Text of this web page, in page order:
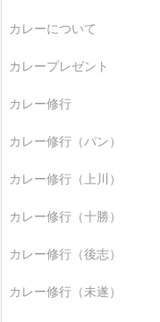
カレーについて
カレープレゼント
カレー修行
カレー修行（パン）
カレー修行（上川）
カレー修行（十勝）
カレー修行（後志）
カレー修行（未遂）